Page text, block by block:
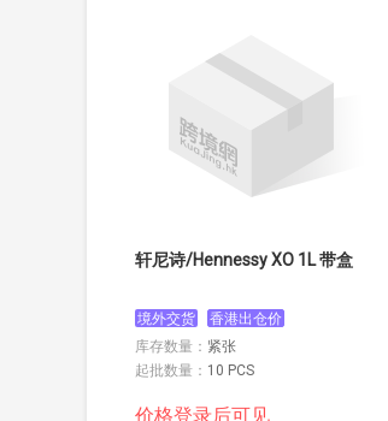
轩尼诗/Hennessy XO 1L 带盒
境外交货
香港出仓价
库存数量： 紧张
起批数量： 10 PCS
价格登录后可见